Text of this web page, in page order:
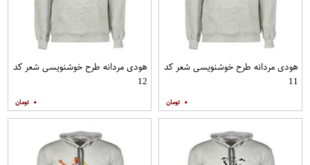
هودی مردانه طرح خوشنویسی شعر کد
11
۰
هودی مردانه طرح خوشنویسی شعر کد
12
۰